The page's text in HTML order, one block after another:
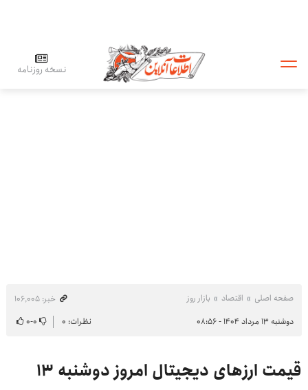
نسخه روزنامه
صفحه اصلی اقتصاد بازار روز
خبر: ۱۰۶٬۰۰۵
دوشنبه ۱۳ مرداد ۱۴۰۴ - ۰۸:۵۶
نظرات: ۰ ۰-۰
قیمت ارزهای دیجیتال امروز دوشنبه ۱۳